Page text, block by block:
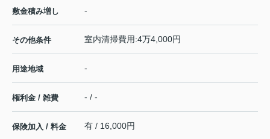
敷金積み増し -
その他条件 室内清掃費用:4万4,000円
用途地域 -
権利金 / 雑費 - / -
保険加入 / 料金 有 / 16,000円